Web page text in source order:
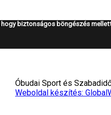
biztonságos böngészés
Óbudai Sport és
Weboldal készítés: